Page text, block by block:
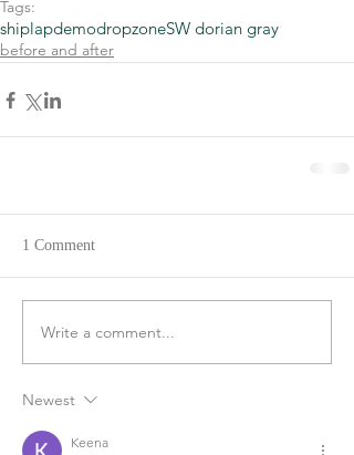
Tags:
shiplapdemodropzoneSW dorian gray
before and after
1 Comment
Write a comment...
Newest
Keena